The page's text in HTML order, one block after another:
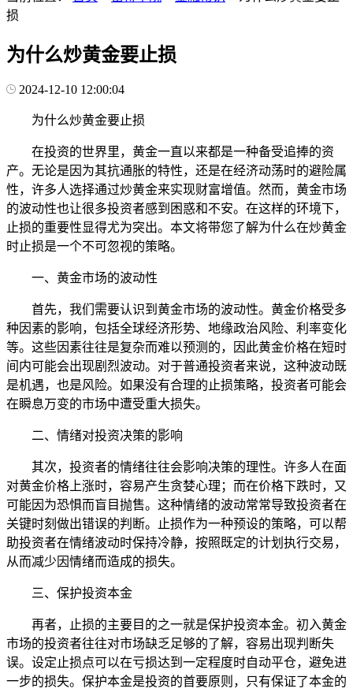
损
为什么炒黄金要止损
2024-12-10 12:00:04
为什么炒黄金要止损
在投资的世界里，黄金一直以来都是一种备受追捧的资
产。无论是因为其抗通胀的特性，还是在经济动荡时的避险属
性，许多人选择通过炒黄金来实现财富增值。然而，黄金市场
的波动性也让很多投资者感到困惑和不安。在这样的环境下，
止损的重要性显得尤为突出。本文将带您了解为什么在炒黄金
时止损是一个不可忽视的策略。
一、黄金市场的波动性
首先，我们需要认识到黄金市场的波动性。黄金价格受多
种因素的影响，包括全球经济形势、地缘政治风险、利率变化
等。这些因素往往是复杂而难以预测的，因此黄金价格在短时
间内可能会出现剧烈波动。对于普通投资者来说，这种波动既
是机遇，也是风险。如果没有合理的止损策略，投资者可能会
在瞬息万变的市场中遭受重大损失。
二、情绪对投资决策的影响
其次，投资者的情绪往往会影响决策的理性。许多人在面
对黄金价格上涨时，容易产生贪婪心理；而在价格下跌时，又
可能因为恐惧而盲目抛售。这种情绪的波动常常导致投资者在
关键时刻做出错误的判断。止损作为一种预设的策略，可以帮
助投资者在情绪波动时保持冷静，按照既定的计划执行交易，
从而减少因情绪而造成的损失。
三、保护投资本金
再者，止损的主要目的之一就是保护投资本金。初入黄金
市场的投资者往往对市场缺乏足够的了解，容易出现判断失
误。设定止损点可以在亏损达到一定程度时自动平仓，避免进
一步的损失。保护本金是投资的首要原则，只有保证了本金的